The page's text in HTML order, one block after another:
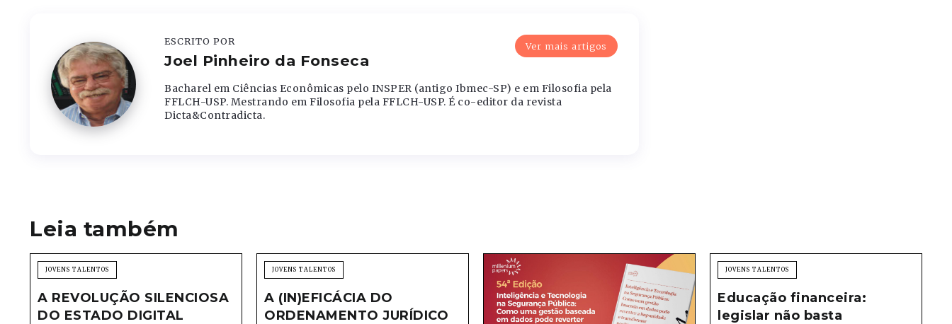
Ver mais artigos
ESCRITO POR
Joel Pinheiro da Fonseca
Bacharel em Ciências Econômicas pelo INSPER (antigo Ibmec-SP) e em Filosofia pela
FFLCH-USP. Mestrando em Filosofia pela FFLCH-USP. É co-editor da revista
Dicta&Contradicta.
Leia também
JOVENS TALENTOS
A REVOLUÇÃO SILENCIOSA
DO ESTADO DIGITAL
JOVENS TALENTOS
A (IN)EFICÁCIA DO
ORDENAMENTO JURÍDICO
JOVENS TALENTOS
Educação financeira:
legislar não basta